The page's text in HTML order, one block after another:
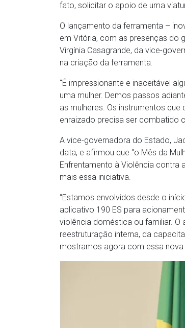
fato, solicitar o apoio de uma
O lançamento da ferramenta –
em Vitória, com as presenças do
Virgínia Casagrande, da vice-
na criação da ferramenta.
“É impressionante e inaceitável
uma mulher. Demos passos
as mulheres. Os instrumentos
enraizado precisa ser combatido
A vice-governadora do Estado,
data, e afirmou que “o Mês da
Enfrentamento à Violência contra
mais essa iniciativa.
“Estamos envolvidos desde o
aplicativo 190 ES para
violência doméstica ou familiar.
reestruturação interna, da
mostramos agora com essa nova